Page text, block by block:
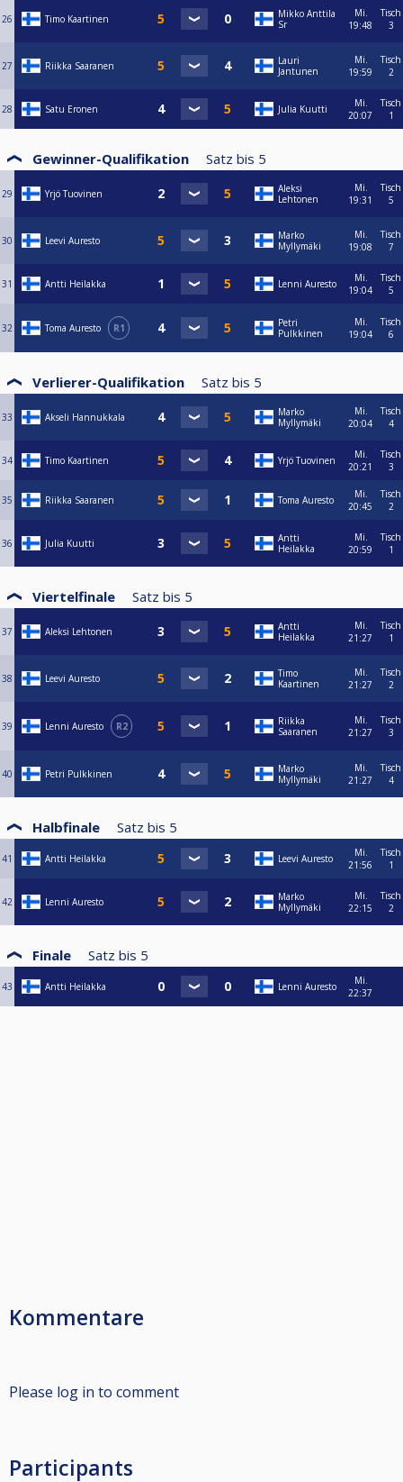
26 Timo Kaartinen
Mikko Anttila
Sr
Mi.
19:48
Tisch
3
27 Riikka Saaranen
Lauri
Jantunen
Mi.
19:59
Tisch
2
28 Satu Eronen Julia Kuutti
Mi.
20:07
Tisch
1
Gewinner-Qualifikation Satz bis 5
29 Yrjö Tuovinen
Aleksi
Lehtonen
Mi.
19:31
Tisch
5
30 Leevi Auresto
Marko
Myllymäki
Mi.
19:08
Tisch
7
31 Antti Heilakka Lenni Auresto
Mi.
19:04
Tisch
5
32 Toma Auresto R1
Petri
Pulkkinen
Mi.
19:04
Tisch
6
Verlierer-Qualifikation Satz bis 5
33 Akseli Hannukkala
Marko
Myllymäki
Mi.
20:04
Tisch
4
34 Timo Kaartinen Yrjö Tuovinen
Mi.
20:21
Tisch
3
35 Riikka Saaranen Toma Auresto
Mi.
20:45
Tisch
2
36 Julia Kuutti
Antti
Heilakka
Mi.
20:59
Tisch
1
Viertelfinale Satz bis 5
37 Aleksi Lehtonen
Antti
Heilakka
Mi.
21:27
Tisch
1
38 Leevi Auresto
Timo
Kaartinen
Mi.
21:27
Tisch
2
39 Lenni Auresto R2
Riikka
Saaranen
Mi.
21:27
Tisch
3
40 Petri Pulkkinen
Marko
Myllymäki
Mi.
21:27
Tisch
4
Halbfinale Satz bis 5
41 Antti Heilakka Leevi Auresto
Mi.
21:56
Tisch
1
42 Lenni Auresto
Marko
Myllymäki
Mi.
22:15
Tisch
2
Finale Satz bis 5
43 Antti Heilakka Lenni Auresto
Mi.
22:37
Kommentare
Please log in to comment
Participants